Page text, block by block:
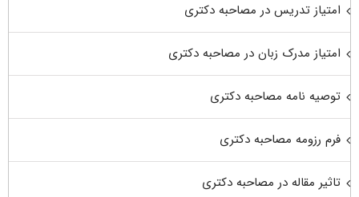
امتیاز تدریس در مصاحبه دکتری
امتیاز مدرک زبان در مصاحبه دکتری
توصیه نامه مصاحبه دکتری
فرم رزومه مصاحبه دکتری
تاثیر مقاله در مصاحبه دکتری